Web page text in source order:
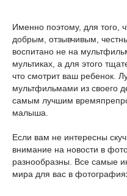
Именно поэтому, для того,
добрым, отзывчивым,
воспитано не на
мультиках, а для этого
что смотрит ваш ребенок.
мультфильмами из своего
самым лучшим
малыша.
Если вам не интересны
внимание на новости в
разнообразны. Все самые
мира для вас в